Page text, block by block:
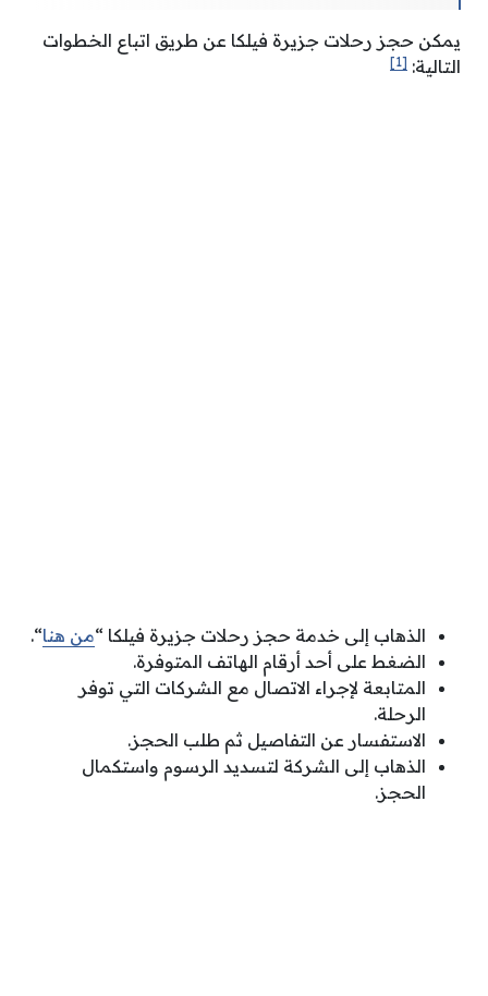
يمكن حجز رحلات جزيرة فيلكا عن طريق اتباع الخطوات
التالية: [1]
الذهاب إلى خدمة حجز رحلات جزيرة فيلكا “من هنا“.
الضغط على أحد أرقام الهاتف المتوفرة.
المتابعة لإجراء الاتصال مع الشركات التي توفر
الرحلة.
الاستفسار عن التفاصيل ثم طلب الحجز.
الذهاب إلى الشركة لتسديد الرسوم واستكمال
الحجز.